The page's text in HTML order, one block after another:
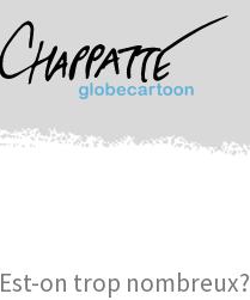
Est-on trop nombreux?